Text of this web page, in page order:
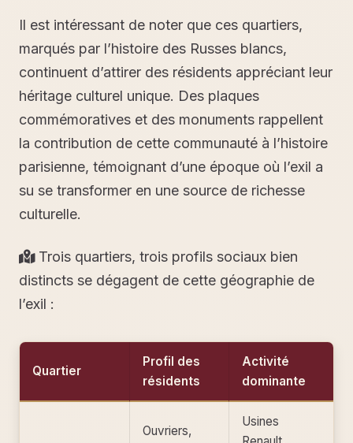
Il est intéressant de noter que ces quartiers,
marqués par l’histoire des Russes blancs,
continuent d’attirer des résidents appréciant leur
héritage culturel unique. Des plaques
commémoratives et des monuments rappellent
la contribution de cette communauté à l’histoire
parisienne, témoignant d’une époque où l’exil a
su se transformer en une source de richesse
culturelle.
Trois quartiers, trois profils sociaux bien
distincts se dégagent de cette géographie de
l’exil :
Quartier
Profil des
résidents
Activité
dominante
Ouvriers,
Usines